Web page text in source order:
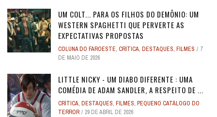
UM COLT... PARA OS FILHOS DO DEMÔNIO: UM
WESTERN SPAGHETTI QUE PERVERTE AS
EXPECTATIVAS PROPOSTAS
COLUNA DO FAROESTE, CRÍTICA, DESTAQUES, FILMES
7
DE MAIO DE 2026
LITTLE NICKY - UM DIABO DIFERENTE : UMA
COMÉDIA DE ADAM SANDLER, A RESPEITO DE ...
CRÍTICA, DESTAQUES, FILMES, PEQUENO CATÁLOGO DO
TERROR
29 DE ABRIL DE 2026